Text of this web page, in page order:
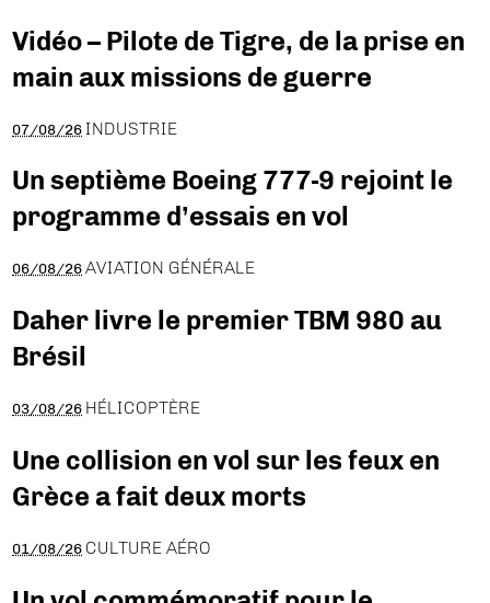
Vidéo – Pilote de Tigre, de la prise en
main aux missions de guerre
07/08/26 INDUSTRIE
Un septième Boeing 777-9 rejoint le
programme d’essais en vol
06/08/26 AVIATION GÉNÉRALE
Daher livre le premier TBM 980 au
Brésil
03/08/26 HÉLICOPTÈRE
Une collision en vol sur les feux en
Grèce a fait deux morts
01/08/26 CULTURE AÉRO